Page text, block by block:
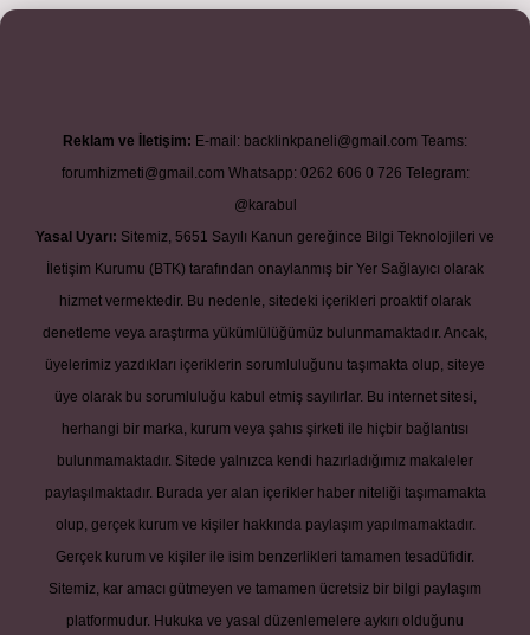
giriş adresibetexper.xyzm elexbet
Reklam ve İletişim: E-mail: backlinkpaneli@gmail.com Teams:
forumhizmeti@gmail.com Whatsapp: 0262 606 0 726 Telegram:
@karabul
Yasal Uyarı: Sitemiz, 5651 Sayılı Kanun gereğince Bilgi Teknolojileri ve
İletişim Kurumu (BTK) tarafından onaylanmış bir Yer Sağlayıcı olarak
hizmet vermektedir. Bu nedenle, sitedeki içerikleri proaktif olarak
denetleme veya araştırma yükümlülüğümüz bulunmamaktadır. Ancak,
üyelerimiz yazdıkları içeriklerin sorumluluğunu taşımakta olup, siteye
üye olarak bu sorumluluğu kabul etmiş sayılırlar. Bu internet sitesi,
herhangi bir marka, kurum veya şahıs şirketi ile hiçbir bağlantısı
bulunmamaktadır. Sitede yalnızca kendi hazırladığımız makaleler
paylaşılmaktadır. Burada yer alan içerikler haber niteliği taşımamakta
olup, gerçek kurum ve kişiler hakkında paylaşım yapılmamaktadır.
Gerçek kurum ve kişiler ile isim benzerlikleri tamamen tesadüfidir.
Sitemiz, kar amacı gütmeyen ve tamamen ücretsiz bir bilgi paylaşım
platformudur. Hukuka ve yasal düzenlemelere aykırı olduğunu